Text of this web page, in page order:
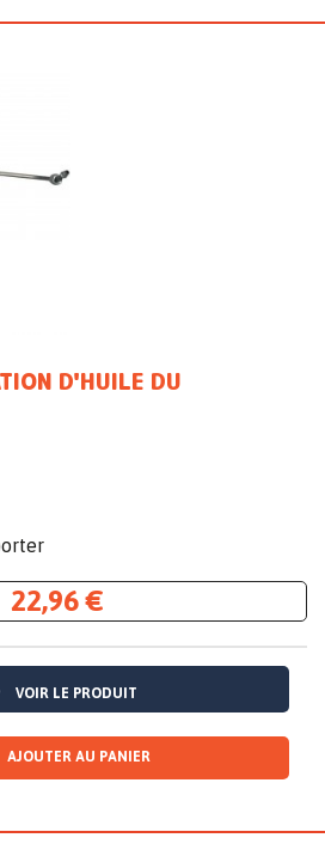
D'HUILE DU
22,96 €
VOIR LE PRODUIT
AJOUTER AU PANIER